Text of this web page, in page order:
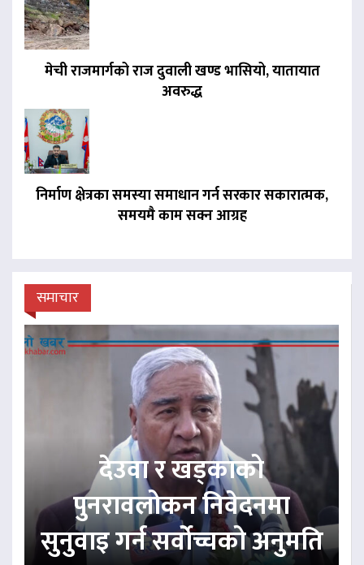
मेची राजमार्गको राज दुवाली खण्ड भासियो, यातायात
अवरुद्ध
निर्माण क्षेत्रका समस्या समाधान गर्न सरकार सकारात्मक,
समयमै काम सक्न आग्रह
समाचार
देउवा र खड्काको
पुनरावलोकन निवेदनमा
सुनुवाइ गर्न सर्वोच्चको अनुमति